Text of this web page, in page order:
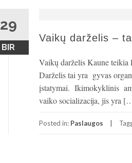
29
BIR
Vaikų darželis –
Vaikų darželis Kaune
Darželis tai yra gyvas
įstatymai. Ikimokyklinis
vaiko socializacija, jis yra
Posted in: Paslaugos